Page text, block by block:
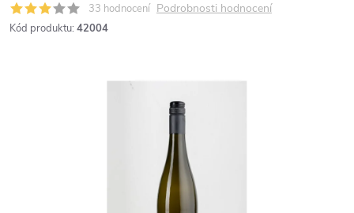
33 hodnocení Podrobnosti hodnocení
Kód produktu: 42004